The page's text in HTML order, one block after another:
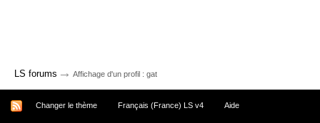
LS forums → Affichage d'un profil : gat
Changer le thème Français (France) LS v4 Aide